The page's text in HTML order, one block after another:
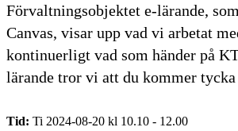
Förvaltningsobjektet e-lärande,
Canvas, visar upp vad vi arbetat
kontinuerligt vad som händer på
lärande tror vi att du kommer
Tid: Ti 2024-08-20 kl 10.10 - 12.00